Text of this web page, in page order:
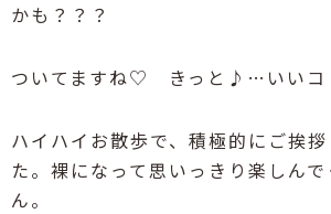
かも？？？
ついてますね♡ きっと♪…いいコ
ハイハイお散歩で、積極的にご挨
た。裸になって思いっきり楽しん
ん。